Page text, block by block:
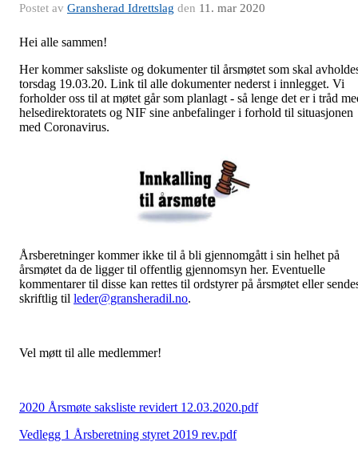
Postet av Gransherad Idrettslag den 11. mar 2020
Hei alle sammen!
Her kommer saksliste og dokumenter til årsmøtet som skal
torsdag 19.03.20. Link til alle dokumenter nederst i innlegget. Vi
forholder oss til at møtet går som planlagt - så lenge det er i tråd
helsedirektoratets og NIF sine anbefalinger i forhold til situasjonen
med Coronavirus.
Årsberetninger kommer ikke til å bli gjennomgått i sin helhet på
årsmøtet da de ligger til offentlig gjennomsyn her. Eventuelle
kommentarer til disse kan rettes til ordstyrer på årsmøtet eller
skriftlig til leder@gransheradil.no.
Vel møtt til alle medlemmer!
2020 Årsmøte saksliste revidert 12.03.2020.pdf
Vedlegg 1 Årsberetning styret 2019 rev.pdf